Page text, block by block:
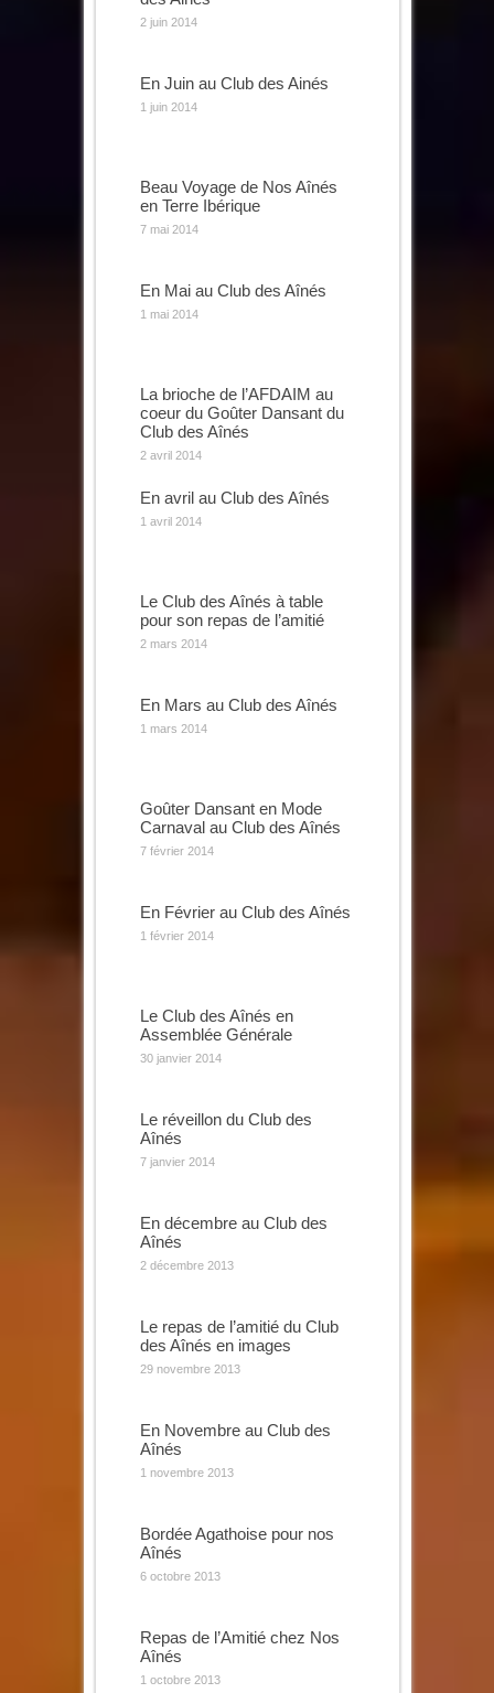
2 juin 2014
En Juin au Club des Ainés
1 juin 2014
Beau Voyage de Nos Aînés
en Terre Ibérique
7 mai 2014
En Mai au Club des Aînés
1 mai 2014
La brioche de l’AFDAIM au
coeur du Goûter Dansant du
Club des Aînés
2 avril 2014
En avril au Club des Aînés
1 avril 2014
Le Club des Aînés à table
pour son repas de l’amitié
2 mars 2014
En Mars au Club des Aînés
1 mars 2014
Goûter Dansant en Mode
Carnaval au Club des Aînés
7 février 2014
En Février au Club des Aînés
1 février 2014
Le Club des Aînés en
Assemblée Générale
30 janvier 2014
Le réveillon du Club des
Aînés
7 janvier 2014
En décembre au Club des
Aînés
2 décembre 2013
Le repas de l’amitié du Club
des Aînés en images
29 novembre 2013
En Novembre au Club des
Aînés
1 novembre 2013
Bordée Agathoise pour nos
Aînés
6 octobre 2013
Repas de l’Amitié chez Nos
Aînés
1 octobre 2013